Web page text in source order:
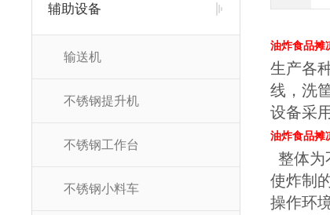
辅助设备
输送机
不锈钢提升机
不锈钢工作台
不锈钢小料车
油炸食品摊
生产各
线，洗
设备采
油炸食品摊
整体为
使炸制
操作环